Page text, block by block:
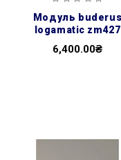
модуль buderus
logamatic zm427
6,400.00₴